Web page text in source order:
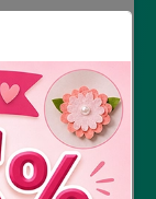
e escuro,